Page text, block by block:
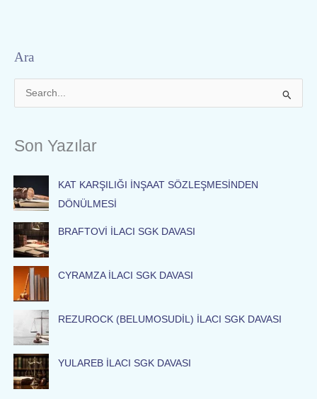
Ara
r
c
h
f
o
r
:
Son Yazılar
KAT KARŞILIĞI İNŞAAT SÖZLEŞMESİNDEN
DÖNÜLMESİ
BRAFTOVİ İLACI SGK DAVASI
CYRAMZA İLACI SGK DAVASI
REZUROCK (BELUMOSUDİL) İLACI SGK DAVASI
YULAREB İLACI SGK DAVASI